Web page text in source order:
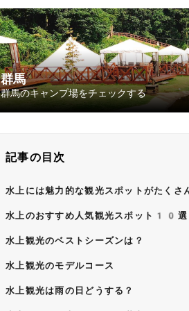
群馬
群馬のキャンプ場をチェックする
記事の目次
水上には魅力的な観光スポットがたくさ
水上のおすすめ人気観光スポット10選
水上観光のベストシーズンは？
水上観光のモデルコース
水上観光は雨の日どうする？